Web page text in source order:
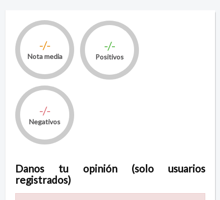
-/-
Nota media
-/-
Positivos
-/-
Negativos
Danos tu opinión (solo usuarios
registrados)